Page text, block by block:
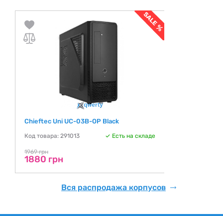
Chieftec Uni UC-03B-OP Black
Код товара: 291013 Есть на складе
1969 грн
1880 грн
Вся распродажа корпусов